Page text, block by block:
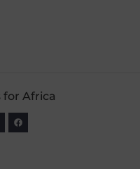
for Africa